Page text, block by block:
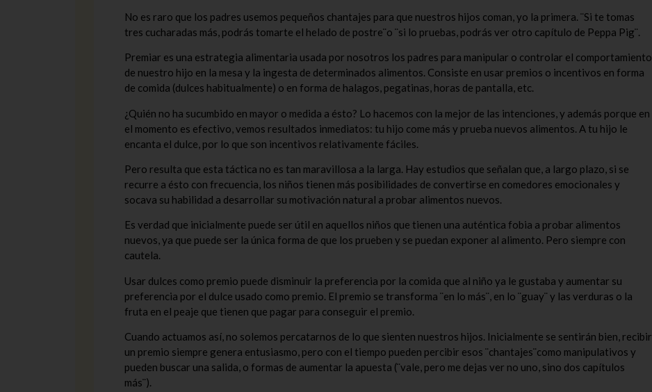
No es raro que los padres usemos pequeños chantajes para que nuestros hijos coman, yo la primera. ¨Si te tomas
tres cucharadas más, podrás tomarte el helado de postre¨o ¨si lo pruebas, podrás ver otro capítulo de Peppa Pig¨.
Premiar es una estrategia alimentaria usada por nosotros los padres para manipular o controlar el comportamiento
de nuestro hijo en la mesa y la ingesta de determinados alimentos. Consiste en usar premios o incentivos en forma
de comida (dulces habitualmente) o en forma de halagos, pegatinas, horas de pantalla, etc.
¿Quién no ha sucumbido en mayor o medida a ésto? Lo hacemos con la mejor de las intenciones, y además porque en
el momento es efectivo, vemos resultados inmediatos: tu hijo come más y prueba nuevos alimentos. A tu hijo le
encanta el dulce, por lo que son incentivos relativamente fáciles.
Pero resulta que esta táctica no es tan maravillosa a la larga. Hay estudios que señalan que, a largo plazo, si se
recurre a ésto con frecuencia, los niños tienen más posibilidades de convertirse en comedores emocionales y
socava su habilidad a desarrollar su motivación natural a probar alimentos nuevos.
Es verdad que inicialmente puede ser útil en aquellos niños que tienen una auténtica fobia a probar alimentos
nuevos, ya que puede ser la única forma de que los prueben y se puedan exponer al alimento. Pero siempre con
cautela.
Usar dulces como premio puede disminuir la preferencia por la comida que al niño ya le gustaba y aumentar su
preferencia por el dulce usado como premio. El premio se transforma ¨en lo más¨, en lo ¨guay¨ y las verduras o la
fruta en el peaje que tienen que pagar para conseguir el premio.
Cuando actuamos así, no solemos percatarnos de lo que sienten nuestros hijos. Inicialmente se sentirán bien, recibir
un premio siempre genera entusiasmo, pero con el tiempo pueden percibir esos ¨chantajes¨como manipulativos y
pueden buscar una salida, o formas de aumentar la apuesta (¨vale, pero me dejas ver no uno, sino dos capítulos
más¨).